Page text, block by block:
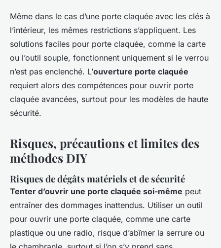
Même dans le cas d’une porte claquée avec les clés à
l’intérieur, les mêmes restrictions s’appliquent. Les
solutions faciles pour porte claquée, comme la carte
ou l’outil souple, fonctionnent uniquement si le verrou
n’est pas enclenché. L’ouverture porte claquée
requiert alors des compétences pour ouvrir porte
claquée avancées, surtout pour les modèles de haute
sécurité.
Risques, précautions et limites des
méthodes DIY
Risques de dégâts matériels et de sécurité
Tenter d’ouvrir une porte claquée soi-même peut
entraîner des dommages inattendus. Utiliser un outil
pour ouvrir une porte claquée, comme une carte
plastique ou une radio, risque d’abîmer la serrure ou